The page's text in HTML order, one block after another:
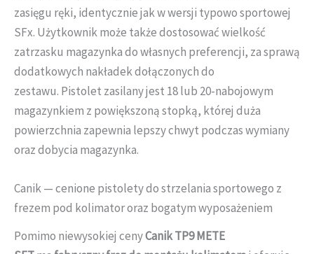
zasięgu ręki, identycznie jak w wersji typowo sportowej
SFx. Użytkownik może także dostosować wielkość
zatrzasku magazynka do własnych preferencji, za sprawą
dodatkowych nakładek dołączonych do
zestawu. Pistolet zasilany jest 18 lub 20-nabojowym
magazynkiem z powiększoną stopką, której duża
powierzchnia zapewnia lepszy chwyt podczas wymiany
oraz dobycia magazynka.
Canik — cenione pistolety do strzelania sportowego z
frezem pod kolimator oraz bogatym wyposażeniem
Pomimo niewysokiej cenyCanik TP9 METE